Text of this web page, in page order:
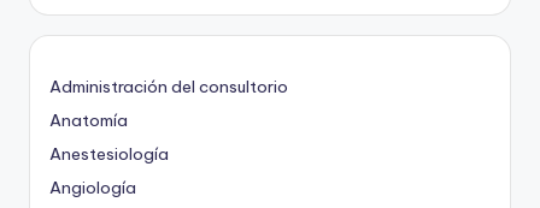
Administración del consultorio
Anatomía
Anestesiología
Angiología